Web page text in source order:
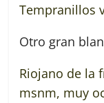
Tempranillos
Otro gran
Riojano de la
msnm, muy